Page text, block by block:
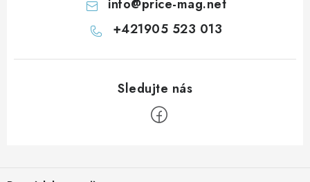
info@price-mag.net
+421905 523 013